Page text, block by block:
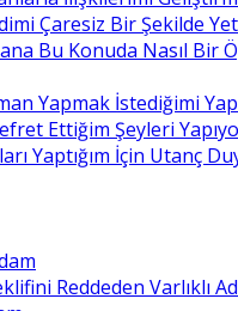
Çaresiz Bir Şekilde
Bu Konuda Nasıl Bir
Yapmak İstediğimi
Ettiğim Şeyleri
Yaptığım İçin Utanç
Reddeden Varlıklı